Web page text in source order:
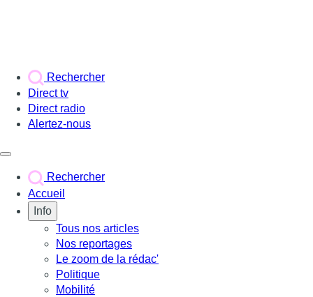
Rechercher
Direct tv
Direct radio
Alertez-nous
Rechercher
Accueil
Info
Tous nos articles
Nos reportages
Le zoom de la rédac'
Politique
Mobilité